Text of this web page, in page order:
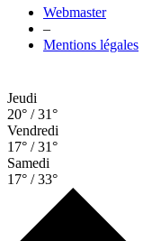
Webmaster
–
Mentions légales
Jeudi
20° / 31°
Vendredi
17° / 31°
Samedi
17° / 33°